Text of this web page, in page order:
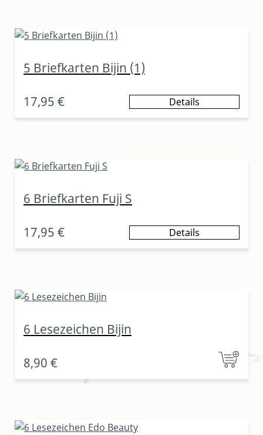
5 Briefkarten Bijin (1)
17,95 € Details
6 Briefkarten Fuji S
17,95 € Details
6 Lesezeichen Bijin
8,90 €